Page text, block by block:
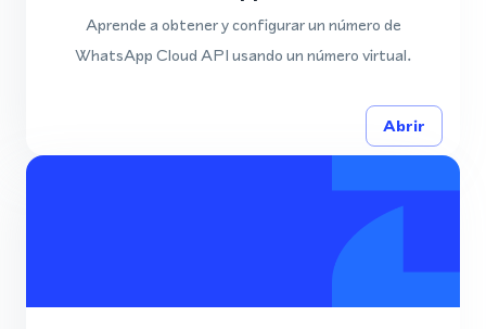
Aprende a obtener y configurar un número de
WhatsApp Cloud API usando un número virtual.
Abrir